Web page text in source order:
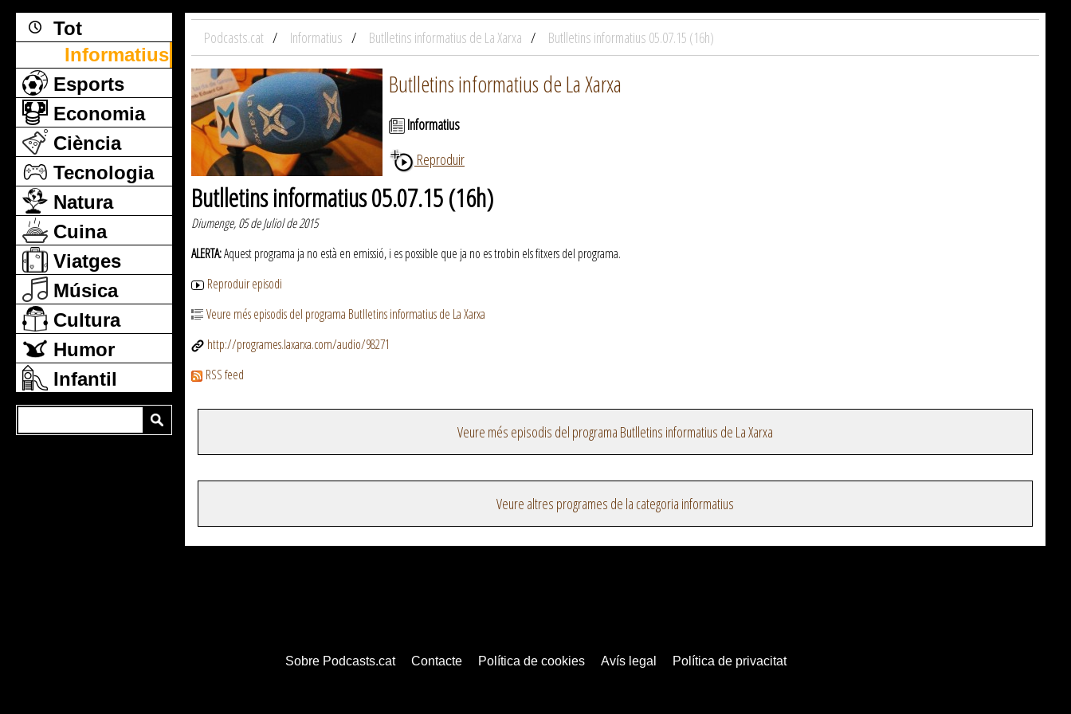
Tot
Informatius
Esports
Economia
Ciència
Tecnologia
Natura
Cuina
Viatges
Música
Cultura
Humor
Infantil
Podcasts.cat Informatius Butlletins informatius de La Xarxa Butlletins informatius 05.07.15 (16h)
Butlletins informatius de La Xarxa
Informatius
Reproduir
Butlletins informatius 05.07.15 (16h)
Diumenge, 05 de Juliol de 2015
ALERTA:Aquest programa ja no està en emissió, i es possible que ja no es trobin els fitxers del programa.
Reproduir episodi
Veure més episodis del programa Butlletins informatius de La Xarxa
http://programes.laxarxa.com/audio/98271
RSS feed
Veure més episodis del programa Butlletins informatius de La Xarxa
Veure altres programes de la categoria informatius
Sobre Podcasts.cat Contacte Política de cookies Avís legal Política de privacitat